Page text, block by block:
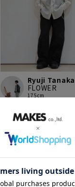
Ryuji Tanaka
FLOWER
175cm